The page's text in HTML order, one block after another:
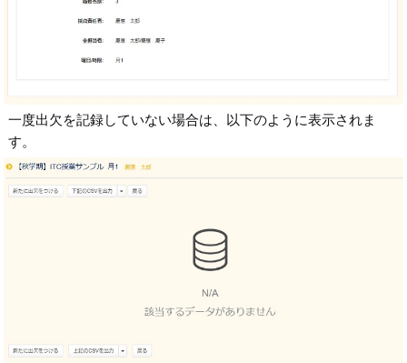
一度出欠を記録していない場合は、以下のように表示されま
す。